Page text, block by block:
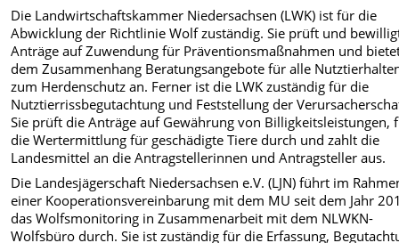
Die Landwirtschaftskammer Niedersachsen (LWK) ist für die
Abwicklung der Richtlinie Wolf zuständig. Sie prüft und
Anträge auf Zuwendung für Präventionsmaßnahmen und
dem Zusammenhang Beratungsangebote für alle
zum Herdenschutz an. Ferner ist die LWK zuständig für die
Nutztierrissbegutachtung und Feststellung der
Sie prüft die Anträge auf Gewährung von Billigkeitsleistungen,
die Wertermittlung für geschädigte Tiere durch und zahlt die
Landesmittel an die Antragstellerinnen und Antragsteller aus.
Die Landesjägerschaft Niedersachsen e.V. (LJN) führt im
einer Kooperationsvereinbarung mit dem MU seit dem Jahr
das Wolfsmonitoring in Zusammenarbeit mit dem NLWKN-
Wolfsbüro durch. Sie ist zuständig für die Erfassung,